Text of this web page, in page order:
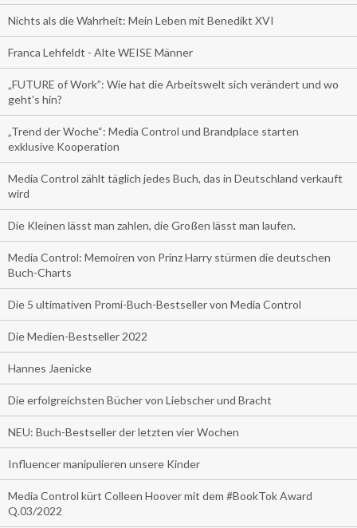
Nichts als die Wahrheit: Mein Leben mit Benedikt XVI
Franca Lehfeldt - Alte WEISE Männer
„FUTURE of Work”: Wie hat die Arbeitswelt sich verändert und wo
geht’s hin?
„Trend der Woche“: Media Control und Brandplace starten
exklusive Kooperation
Media Control zählt täglich jedes Buch, das in Deutschland verkauft
wird
Die Kleinen lässt man zahlen, die Großen lässt man laufen.
Media Control: Memoiren von Prinz Harry stürmen die deutschen
Buch-Charts
Die 5 ultimativen Promi-Buch-Bestseller von Media Control
Die Medien-Bestseller 2022
Hannes Jaenicke
Die erfolgreichsten Bücher von Liebscher und Bracht
NEU: Buch-Bestseller der letzten vier Wochen
Influencer manipulieren unsere Kinder
Media Control kürt Colleen Hoover mit dem #BookTok Award
Q.03/2022